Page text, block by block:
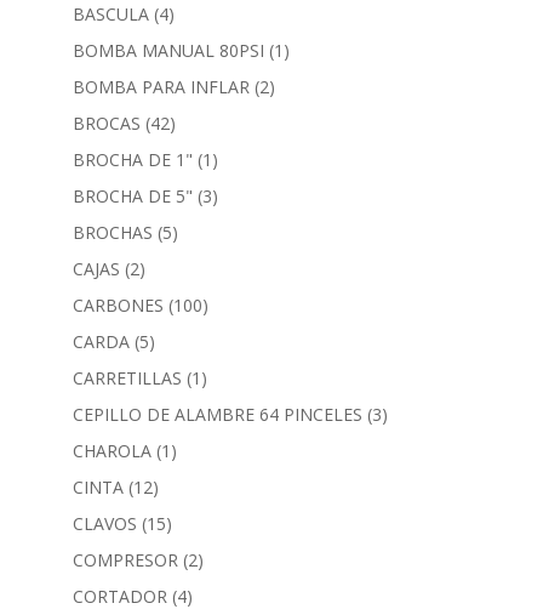
BASCULA (4)
BOMBA MANUAL 80PSI (1)
BOMBA PARA INFLAR (2)
BROCAS (42)
BROCHA DE 1" (1)
BROCHA DE 5" (3)
BROCHAS (5)
CAJAS (2)
CARBONES (100)
CARDA (5)
CARRETILLAS (1)
CEPILLO DE ALAMBRE 64 PINCELES (3)
CHAROLA (1)
CINTA (12)
CLAVOS (15)
COMPRESOR (2)
CORTADOR (4)